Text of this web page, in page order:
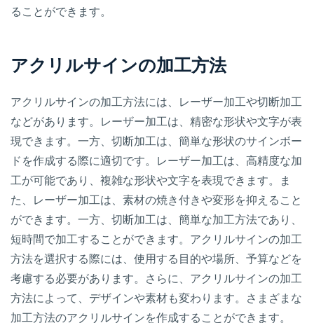
ることができます。
アクリルサインの加工方法
アクリルサインの加工方法には、レーザー加工や切断加工
などがあります。レーザー加工は、精密な形状や文字が表
現できます。一方、切断加工は、簡単な形状のサインボー
ドを作成する際に適切です。レーザー加工は、高精度な加
工が可能であり、複雑な形状や文字を表現できます。ま
た、レーザー加工は、素材の焼き付きや変形を抑えること
ができます。一方、切断加工は、簡単な加工方法であり、
短時間で加工することができます。アクリルサインの加工
方法を選択する際には、使用する目的や場所、予算などを
考慮する必要があります。さらに、アクリルサインの加工
方法によって、デザインや素材も変わります。さまざまな
加工方法のアクリルサインを作成することができます。